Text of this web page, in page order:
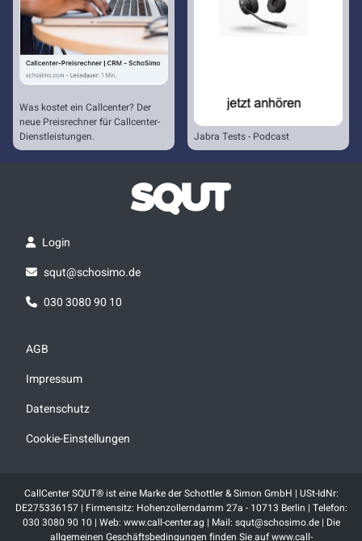
Was kostet ein Callcenter? Der
neue Preisrechner für Callcenter-
Dienstleistungen.
Jabra Tests - Podcast
Login
squt@schosimo.de
030 3080 90 10
AGB
Impressum
Datenschutz
Cookie-Einstellungen
CallCenter SQUT® ist eine Marke der Schottler & Simon GmbH | USt-IdNr:
DE275336157 | Firmensitz: Hohenzollerndamm 27a - 10713 Berlin | Telefon:
030 3080 90 10 | Web: www.call-center.ag | Mail: squt@schosimo.de | Die
allgemeinen Geschäftsbedingungen finden Sie auf www.call-